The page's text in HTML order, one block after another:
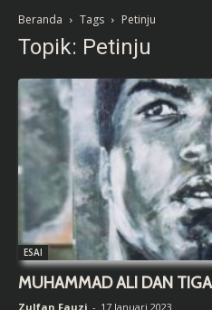
Beranda Tags Petinju
Topik: Petinju
ESAI
MUHAMMAD ALI DAN
Zulfan Fauzi - 17 Januari 2023